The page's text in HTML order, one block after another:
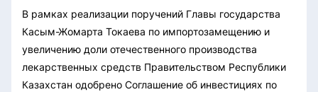
В рамках реализации поручений Главы государства
Касым-Жомарта Токаева по импортозамещению и
увеличению доли отечественного производства
лекарственных средств Правительством Республики
Казахстан одобрено Соглашение об инвестициях по